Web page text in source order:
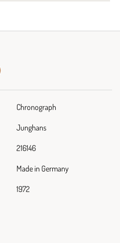
Chronograph
Junghans
216146
Made in Germany
1972